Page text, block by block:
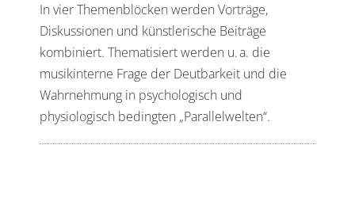
In vier Themenblöcken werden Vorträge,
Diskussionen und künstlerische Beiträge
kombiniert. Thematisiert werden u. a. die
musikinterne Frage der Deutbarkeit und die
Wahrnehmung in psychologisch und
physiologisch bedingten „Parallelwelten“.